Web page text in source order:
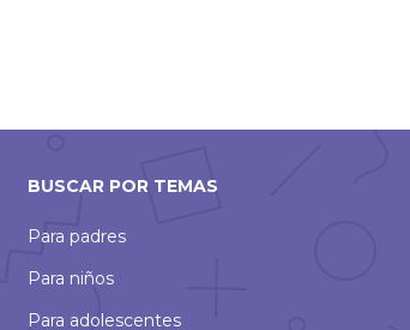
BUSCAR POR TEMAS
Para padres
Para niños
Para adolescentes